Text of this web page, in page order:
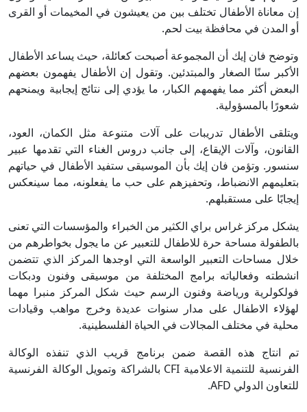
إن معاناة الأطفال تختلف بين من يعيشون في المخيمات أو القرى
أو المدن في محافظة بيت لحم.
وتوضح فان إيك أن المجموعة أصبحت كعائلة، حيث يساعد الأطفال
الأكبر سنًا الصغار والمبتدئين. وتقول إن الأطفال يفهمون بعضهم
البعض أكثر مما يفهمهم الكبار، ما يؤدي إلى نتائج إيجابية ويمنحهم
شعورًا بالمسؤولية.
ويتلقى الأطفال تدريبات على آلات متنوعة مثل الكمان، العود،
القانون، وآلات الإيقاع، إلى جانب دروس الغناء التي تقدمها عبير
سنسور. وتؤمن فان إيك بأن الموسيقى ستفيد الأطفال في حياتهم
بتعليمهم الانضباط، وتحفيزهم على حب ما يفعلونه، مما سينعكس
إيجابًا على مستقبلهم.
يشكل مركز غراس براي الكثير من الخبراء والمؤسسات التي تعنى
بالطفولة مساحة حرة للاطفال للتعبير عن ما يجول بخواطرهم من
خلال مساحات التعبير الواسعة التي اوجدها المركز الذي تتضمن
انشطته وفعالياته برامج المختلفة من موسيقى وفنون ودبكات
فولكولرية ورياضة وفنون الرسم حيث شكل المركز منبرا مهما
لهؤلاء الاطفال على مدار سنوات عديدة وخرج مواهب وقيادات
محلية في مختلف المجالات في الحياة الفلسطينية.
تم انتاج هذه القصة ضمن برنامج قريب الذي تنفذه الوكالة
الفرنسية للتنمية الاعلامية CFI بالشراكة وتمويل الوكالة الفرنسية
للتعاون الدولي AFD.